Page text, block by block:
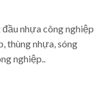
nhựa công nghiệp
thùng nhựa, sóng
nghiệp..